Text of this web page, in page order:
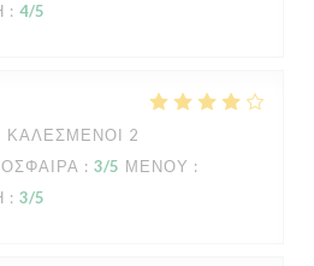
: 4/5
ΚΑΛΕΣΜΈΝΟΙ 2
: 3/5 ΜΕΝΟΎ :
: 3/5